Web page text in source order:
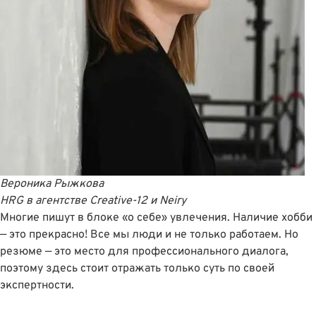
Вероника Рыжкова
HRGв агентстве Creative-12 и Neiry
Многие пишут в блоке «о себе» увлечения. Наличие хобби
— это прекрасно! Все мы люди и не только работаем. Но
резюме — это место для профессионального диалога,
поэтому здесь стоит отражать только суть по своей
экспертности.